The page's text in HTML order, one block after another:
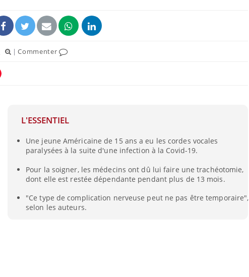
|Commenter
L'ESSENTIEL
Une jeune Américaine de 15 ans a eu les cordes vocales
paralysées à la suite d'une infection à la Covid-19.
Pour la soigner, les médecins ont dû lui faire une trachéotomie,
dont elle est restée dépendante pendant plus de 13 mois.
"Ce type de complication nerveuse peut ne pas être temporaire",
selon les auteurs.